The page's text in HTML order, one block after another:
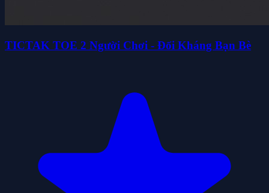
TICTAK TOE 2 Người Chơi - Đối Kháng Bạn Bè